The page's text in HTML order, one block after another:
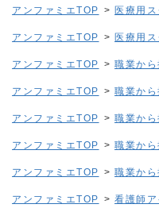
アンファミエTOP > 医療用
アンファミエTOP > 医療用
アンファミエTOP > 職業から
アンファミエTOP > 職業から
アンファミエTOP > 職業から
アンファミエTOP > 職業から
アンファミエTOP > 職業から
アンファミエTOP > 看護師